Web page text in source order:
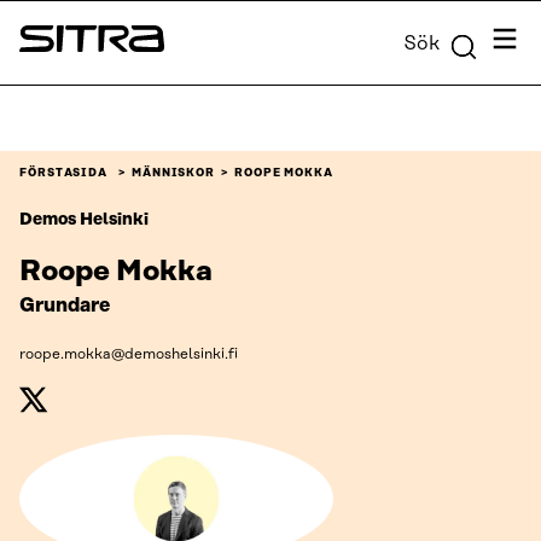
Skip to
content
Sitra Sök Meny
FÖRSTASIDA MÄNNISKOR ROOPE MOKKA
Demos Helsinki
Roope Mokka
Grundare
roope.mokka@demoshelsinki.fi